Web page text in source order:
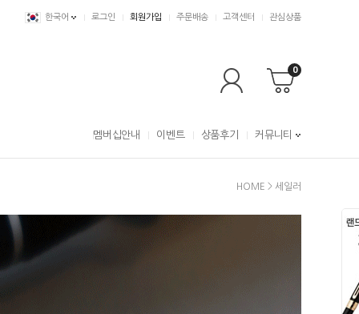
한국어 로그인 회원가입 주문배송 고객센터 관심상품
0
멤버십안내 이벤트 상품후기 커뮤니티
HOME > 세일러